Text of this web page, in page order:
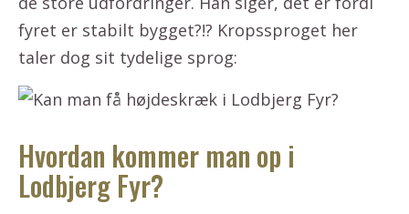
fyret er stabilt bygget?!? Kropssproget her
taler dog sit tydelige sprog:
Hvordan kommer man op i
Lodbjerg Fyr?